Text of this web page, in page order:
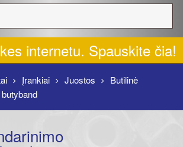
internetu. Spauskite čia!
Įrankiai Juostos
Butilinė